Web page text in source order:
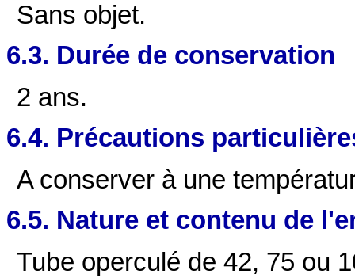
Sans objet.
6.3. Durée de conservation
2 ans.
6.4. Précautions
A conserver à une
6.5. Nature et contenu de
Tube operculé de 42, 75 ou